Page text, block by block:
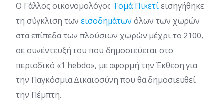
Ο Γάλλος οικονομολόγος Τομά Πικετίεισηγήθηκε
τη σύγκλιση των εισοδημάτων όλων των χωρών
στα επίπεδα των πλούσιων χωρών μέχρι το 2100,
σε συνέντευξή του που δημοσιεύεται στο
περιοδικό «1 hebdo», με αφορμή την Έκθεση για
την Παγκόσμια Δικαιοσύνη που θα δημοσιευθεί
την Πέμπτη.